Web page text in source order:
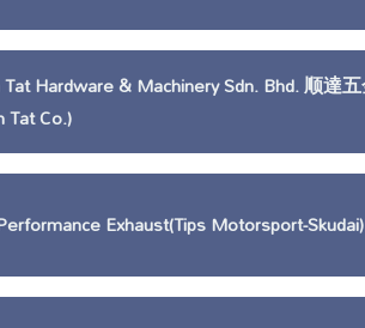
Hardware & Machinery Sdn. Bhd. 顺達
Tat Co.)
Exhaust(Tips Motorsport-Skudai)